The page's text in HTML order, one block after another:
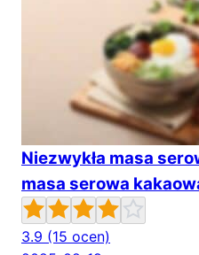
Niezwykła masa
masa serowa
3.9 (15 ocen)